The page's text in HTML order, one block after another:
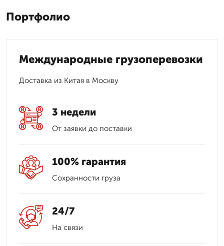
Портфолио
Международные грузоперевозки
Доставка из Китая в Москву
3 недели
От заявки до поставки
100% гарантия
Сохранности груза
24/7
На связи